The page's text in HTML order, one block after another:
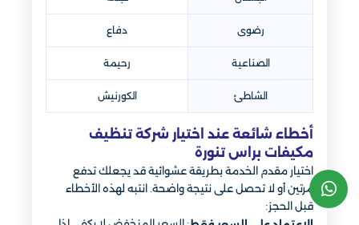
رضوى دفاع
الصناعية رحيمة
الشاطئ الكورنيش
أخطاء شائعة عند اختيار شركة تنظيف
مكيفات براس تنورة
اختيار مقدم الخدمة بطريقة عشوائية قد يجعلك تدفع
مرتين أو لا تحصل على نتيجة واضحة. انتبه لهذه الأخطاء
قبل الحجز: